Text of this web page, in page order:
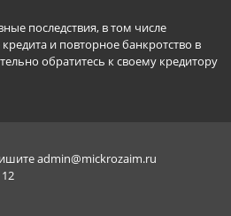
последствия, в том числе
и повторное банкротство в
обратитесь к своему кредитору
admin@mickrozaim.ru